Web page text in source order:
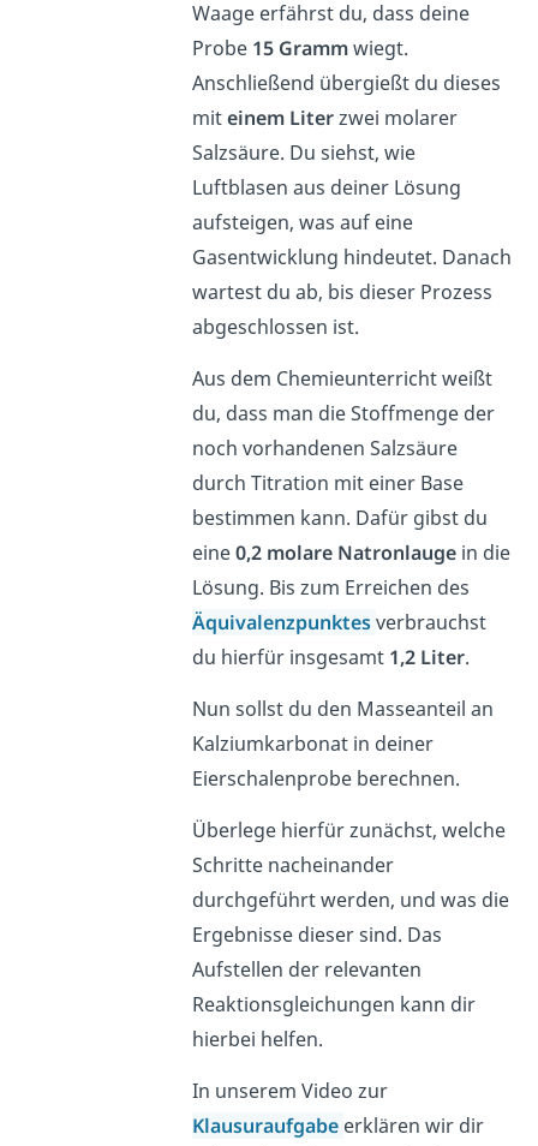
Waage erfährst du, dass deine
Probe 15 Grammwiegt.
Anschließend übergießt du dieses
miteinem Literzwei molarer
Salzsäure. Du siehst, wie
Luftblasen aus deiner Lösung
aufsteigen, was auf eine
Gasentwicklung hindeutet. Danach
wartest du ab, bis dieser Prozess
abgeschlossen ist.
Aus dem Chemieunterricht weißt
du, dass man die Stoffmenge der
noch vorhandenen Salzsäure
durch Titration mit einer Base
bestimmen kann. Dafür gibst du
eine0,2 molare Natronlaugein die
Lösung. Bis zum Erreichen des
Äquivalenzpunktesverbrauchst
du hierfür insgesamt 1,2 Liter.
Nun sollst du den Masseanteil an
Kalziumkarbonat in deiner
Eierschalenprobe berechnen.
Überlege hierfür zunächst, welche
Schritte nacheinander
durchgeführt werden, und was die
Ergebnisse dieser sind. Das
Aufstellen der relevanten
Reaktionsgleichungen kann dir
hierbei helfen.
In unserem Video zur
Klausuraufgabe erklären wir dir